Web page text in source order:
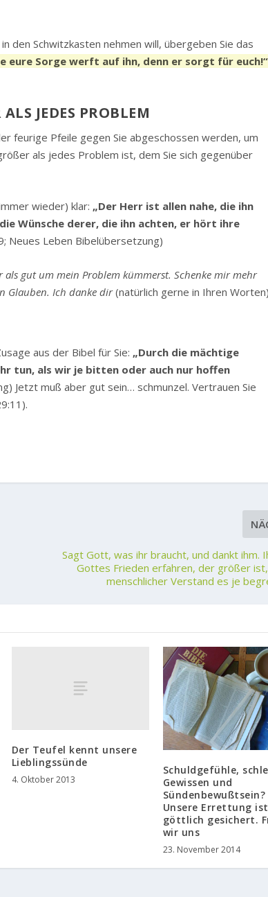
den Schwitzkasten nehmen will, übergeben Sie das
eure Sorge werft auf ihn, denn er sorgt für euch!“
JEDES PROBLEM
feurige Pfeile gegen Sie abgeschossen werden, um
als jedes Problem ist, dem Sie sich gegenüber
wieder) klar: „Der Herr ist allen nahe, die ihn
Wünsche derer, die ihn achten, er hört ihre
Neues Leben Bibelübersetzung)
gut um mein Problem kümmerst. Schenke mir mehr
Glauben. Ich danke dir(natürlich gerne in Ihren
aus der Bibel für Sie: „Durch die mächtige
tun, als wir je bitten oder auch nur hoffen
Jetzt muß aber gut sein… schmunzel. Vertrauen Sie
Sagt Gott, was ihr braucht, und dankt ihm.
Gottes Frieden erfahren, der größer
menschlicher Verstand es je
Der Teufel kennt unsere
Lieblingssünde
4. Oktober 2013
Schuldgefühle,
Gewissen und
Sündenbewußtsein?
Unsere Errettung ist
göttlich gesichert.
wir uns
23. November 2014